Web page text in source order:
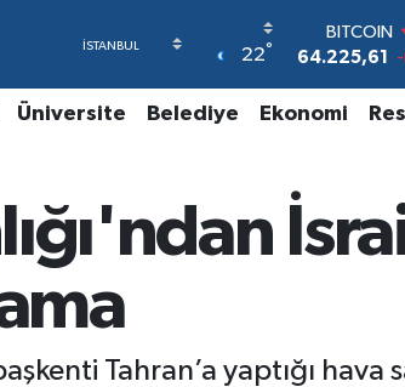
22°
64.225,61
DOLAR
EURO
GRAM
6510.40
Üniversite Belediye Ekonomi
Tahran’a yaptığı hava